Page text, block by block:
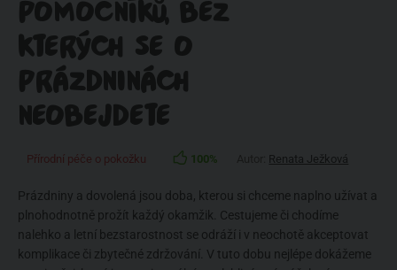
POMOCNÍKŮ, BEZ
KTERÝCH SE O
PRÁZDNINÁCH
NEOBEJDETE
Přírodní péče o pokožku 100% Renata Ježková
Prázdniny a dovolená jsou doba, kterou si chceme naplno užívat a
plnohodnotně prožít každý okamžik. Cestujeme či chodíme
nalehko a letní bezstarostnost se odráží i v neochotě akceptovat
komplikace či zbytečné zdržování. V tuto dobu nejlépe dokážeme